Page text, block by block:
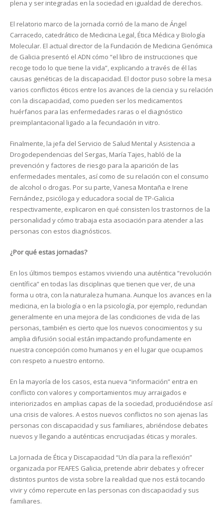
plena y ser integradas en la sociedad en igualdad de derechos.
El relatorio marco de la jornada corrió de la mano de Ángel
Carracedo, catedrático de Medicina Legal, Ética Médica y Biología
Molecular. El actual director de la Fundación de Medicina Genómica
de Galicia presentó el ADN cómo “el libro de instrucciones que
recoge todo lo que tiene la vida”, explicando a través de él las
causas genéticas de la discapacidad. El doctor puso sobre la mesa
varios conflictos éticos entre los avances de la ciencia y su relación
con la discapacidad, como pueden ser los medicamentos
huérfanos para las enfermedades raras o el diagnóstico
preimplantacional ligado a la fecundación in vitro.
Finalmente, la jefa del Servicio de Salud Mental y Asistencia a
Drogodependencias del Sergas, María Tajes, habló de la
prevención y factores de riesgo para la aparición de las
enfermedades mentales, así como de su relación con el consumo
de alcohol o drogas. Por su parte, Vanesa Montaña e Irene
Fernández, psicóloga y educadora social de TP-Galicia
respectivamente, explicaron en qué consisten los trastornos de la
personalidad y cómo trabaja esta asociación para atender a las
personas con estos diagnósticos.
¿Por qué estas jornadas?
En los últimos tiempos estamos viviendo una auténtica “revolución
científica” en todas las disciplinas que tienen que ver, de una
forma u otra, con la naturaleza humana. Aunque los avances en la
medicina, en la biología o en la psicología, por ejemplo, redundan
generalmente en una mejora de las condiciones de vida de las
personas, también es cierto que los nuevos conocimientos y su
amplia difusión social están impactando profundamente en
nuestra concepción como humanos y en el lugar que ocupamos
con respeto a nuestro entorno.
En la mayoría de los casos, esta nueva “información” entra en
conflicto con valores y comportamientos muy arraigados e
interiorizados en amplias capas de la sociedad, produciéndose así
una crisis de valores. A estos nuevos conflictos no son ajenas las
personas con discapacidad y sus familiares, abriéndose debates
nuevos y llegando a auténticas encrucijadas éticas y morales.
La Jornada de Ética y Discapacidad “Un día para la reflexión”
organizada por FEAFES Galicia, pretende abrir debates y ofrecer
distintos puntos de vista sobre la realidad que nos está tocando
vivir y cómo repercute en las personas con discapacidad y sus
familiares.